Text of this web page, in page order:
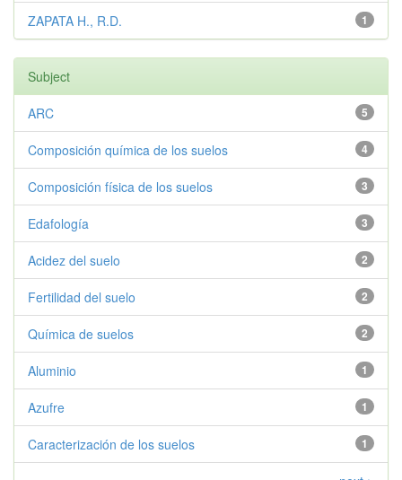
1
ZAPATA H., R.D.
Subject
5
ARC
4
Composición química de los suelos
3
Composición física de los suelos
3
Edafología
2
Acidez del suelo
2
Fertilidad del suelo
2
Química de suelos
1
Aluminio
1
Azufre
1
Caracterización de los suelos